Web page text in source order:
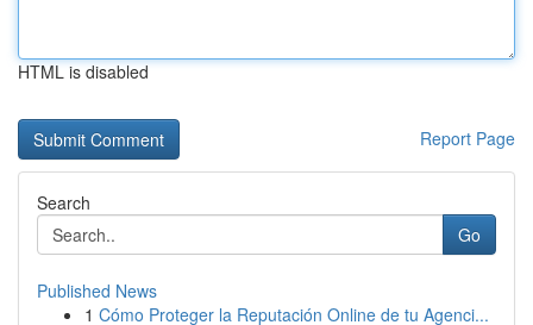
HTML is disabled
Report Page
Search
Go
Published News
1 Cómo Proteger la Reputación Online de tu Agenci...